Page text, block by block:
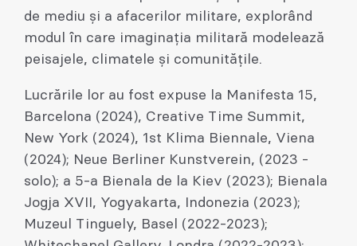
de mediu și a afacerilor militare, explorând
modul în care imaginația militară modelează
peisajele, climatele și comunitățile.
Lucrările lor au fost expuse la Manifesta 15,
Barcelona (2024), Creative Time Summit,
New York (2024), 1st Klima Biennale, Viena
(2024); Neue Berliner Kunstverein, (2023 -
solo); a 5-a Bienala de la Kiev (2023); Bienala
Jogja XVII, Yogyakarta, Indonezia (2023);
Muzeul Tinguely, Basel (2022-2023);